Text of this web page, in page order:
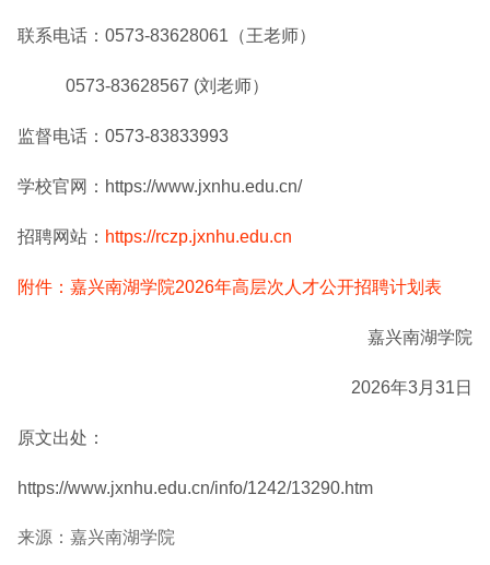
联系电话：0573-83628061（王老师）
0573-83628567 (刘老师）
监督电话：0573-83833993
学校官网：https://www.jxnhu.edu.cn/
招聘网站： https://rczp.jxnhu.edu.cn
附件：嘉兴南湖学院2026年高层次人才公开招聘计划表
嘉兴南湖学院
2026年3月31日
原文出处：
https://www.jxnhu.edu.cn/info/1242/13290.htm
来源：嘉兴南湖学院